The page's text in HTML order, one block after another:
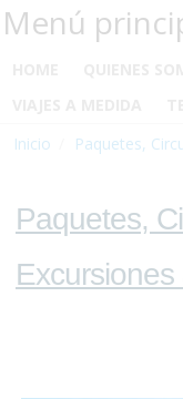
Menú
Inicio
Paquetes,
Paquetes,